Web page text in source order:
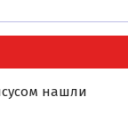
нашли